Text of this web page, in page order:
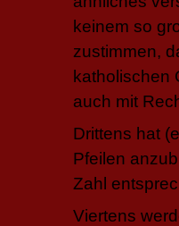
keinem so
zustimmen,
katholischen
auch mit
Drittens hat
Pfeilen
Zahl
Viertens